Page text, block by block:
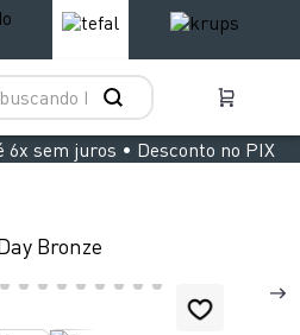
hoje?
6x sem juros • Desconto no PIX
Bronze
BUSCADOS